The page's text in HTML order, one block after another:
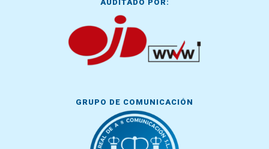
AUDITADO POR:
GRUPO DE COMUNICACIÓN